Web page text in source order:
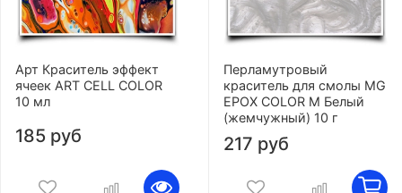
Арт Краситель эффект
ячеек ART CELL COLOR
10 мл
185 руб
Перламутровый
краситель для смолы MG
EPOX COLOR M Белый
(жемчужный) 10 г
217 руб